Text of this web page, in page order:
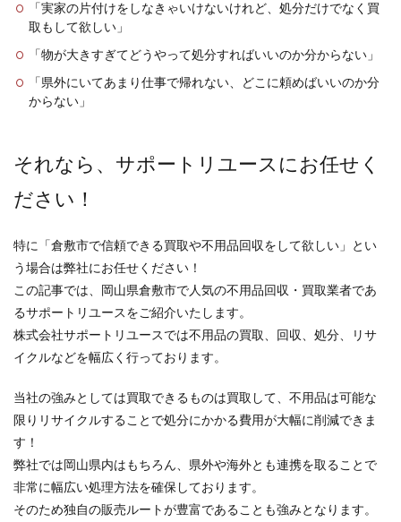
「実家の片付けをしなきゃいけないけれど、処分だけでなく買
取もして欲しい」
「物が大きすぎてどうやって処分すればいいのか分からない」
「県外にいてあまり仕事で帰れない、どこに頼めばいいのか分
からない」
それなら、サポートリユースにお任せく
ださい！
特に「倉敷市で信頼できる買取や不用品回収をして欲しい」とい
う場合は弊社にお任せください！
この記事では、岡山県倉敷市で人気の不用品回収・買取業者であ
るサポートリユースをご紹介いたします。
株式会社サポートリユースでは不用品の買取、回収、処分、リサ
イクルなどを幅広く行っております。
当社の強みとしては買取できるものは買取して、不用品は可能な
限りリサイクルすることで処分にかかる費用が大幅に削減できま
す！
弊社では岡山県内はもちろん、県外や海外とも連携を取ることで
非常に幅広い処理方法を確保しております。
そのため独自の販売ルートが豊富であることも強みとなります。